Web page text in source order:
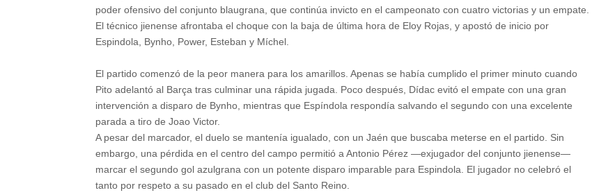
poder ofensivo del conjunto blaugrana, que continúa invicto en el campeonato con cuatro victorias y un empate.
El técnico jienense afrontaba el choque con la baja de última hora de Eloy Rojas, y apostó de inicio por
Espindola, Bynho, Power, Esteban y Míchel.
El partido comenzó de la peor manera para los amarillos. Apenas se había cumplido el primer minuto cuando
Pito adelantó al Barça tras culminar una rápida jugada. Poco después, Dídac evitó el empate con una gran
intervención a disparo de Bynho, mientras que Espíndola respondía salvando el segundo con una excelente
parada a tiro de Joao Victor.
A pesar del marcador, el duelo se mantenía igualado, con un Jaén que buscaba meterse en el partido. Sin
embargo, una pérdida en el centro del campo permitió a Antonio Pérez —exjugador del conjunto jienense—
marcar el segundo gol azulgrana con un potente disparo imparable para Espindola. El jugador no celebró el
tanto por respeto a su pasado en el club del Santo Reino.